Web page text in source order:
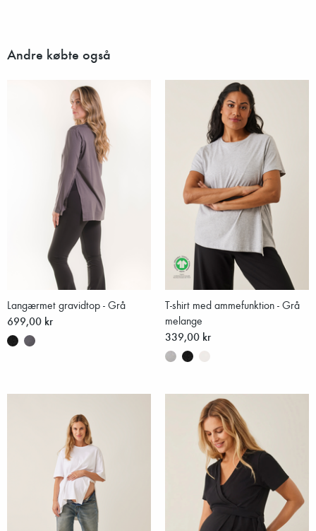
Andre købte også
Langærmet gravidtop - Grå
699,00 kr
T-shirt med ammefunktion - Grå
melange
339,00 kr